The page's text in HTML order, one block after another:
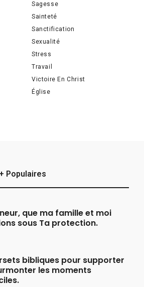
Sagesse
Sainteté
Sanctification
Sexualité
Stress
Travail
Victoire En Christ
Église
Populaires
que ma famille et moi
sous Ta protection.
bibliques pour supporter
les moments